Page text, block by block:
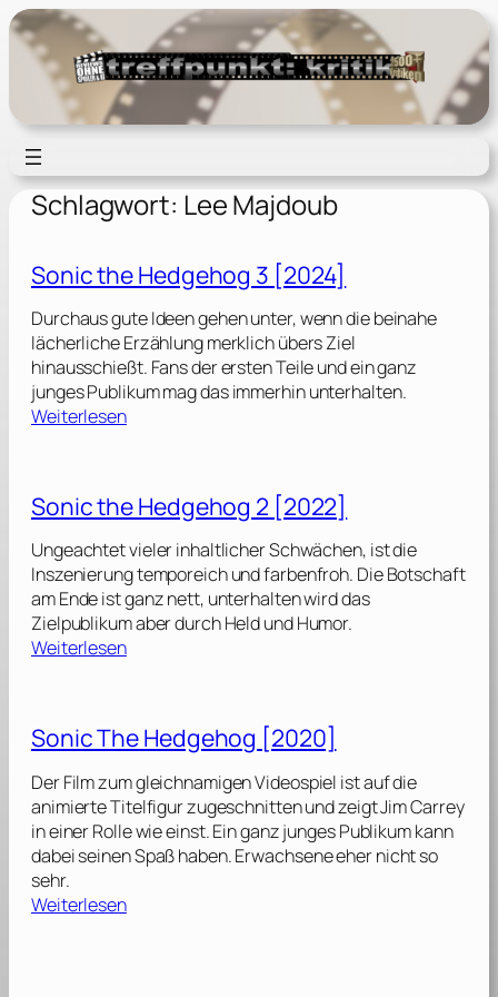
Zum
Inhalt
springen
Schlagwort: Lee Majdoub
Sonic the Hedgehog 3 [2024]
Durchaus gute Ideen gehen unter, wenn die beinahe
lächerliche Erzählung merklich übers Ziel
hinausschießt. Fans der ersten Teile und ein ganz
junges Publikum mag das immerhin unterhalten.
Weiterlesen:
i
t
h
e
H
e
e
h
o
g
3
2
Sonic the Hedgehog 2 [2022]
Ungeachtet vieler inhaltlicher Schwächen, ist die
Inszenierung temporeich und farbenfroh. Die Botschaft
am Ende ist ganz nett, unterhalten wird das
Zielpublikum aber durch Held und Humor.
Weiterlesen:
i
t
h
e
H
d
Sonic The Hedgehog [2020]
Der Film zum gleichnamigen Videospiel ist auf die
animierte Titelfigur zugeschnitten und zeigt Jim Carrey
in einer Rolle wie einst. Ein ganz junges Publikum kann
dabei seinen Spaß haben. Erwachsene eher nicht so
sehr.
Weiterlesen: